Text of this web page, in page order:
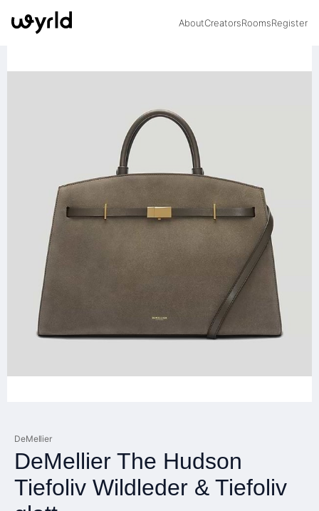
AboutCreatorsRoomsRegister
DeMellier
DeMellier The Hudson
Tiefoliv Wildleder & Tiefoliv